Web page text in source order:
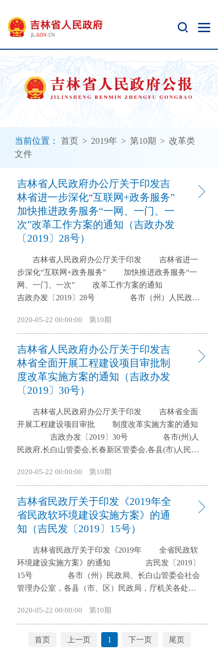
当前位置： 首页 > 2019年 > 第10期 > 改革类
文件
吉林省人民政府办公厅关于印发吉
林省进一步深化“互联网+政务服务”
加快推进政务服务“一网、一门、一
次”改革工作方案的通知（吉政办发
〔2019〕28号）
吉林省人民政府办公厅关于印发 吉林省进一
步深化“互联网+政务服务” 加快推进政务服务“一
网、一门、一次” 改革工作方案的通知
吉政办发〔2019〕28号 各市（州）人民政
民政府，省政府各厅委办、各直属机构： 《吉林
省进一步深化“互联网+政务服务”加快推进政务服务
“一网、一门、一次”改革工作方案》已经省政府同
意，现印发给你们，请认真贯彻执行。 吉林
省人民政府办公厅 2019年4月30日 吉林
省进一步深化“互联网+政务服务” 加快推进政务
入贯彻落实《国务院办公厅关于印发进一步深化“互联
网+政务服务”推进政务服务“一网、一门、一次”改革
实施方案的通知》（国办发〔2018〕45号）要求，结
合我省实际，制定本方案。 一、工作目标 务
设全省“云网一体”的信息化基础设施体系和全省一体
化网上政务服务体系，加快综合性实体政务大厅建
设，打造掌上能办、网上通办、政务大厅全程可办、
线上线下融合的便民利企政务服务新模式。到2019年
底，重点领域和高频事项基本实现“一网、一门、一
率不低于90%，市、县级政务服务事项网上可办率不
低于70%；在“只进一扇门”方面，除对场地有特殊要
求的事项外，政务服务事项进驻综合性实体政务大厅
基本实现“应进必进”，70%以上政务服务事项实现“一
办事提供的材料减少60%以上，省、市、县各级100个
高频事项实现“只跑一次”。 二、主要任务
（一）加快建设统筹集约“云网一体”的信息化基础设
2020-05-22 00:00:00 第10期
吉林省人民政府办公厅关于印发吉
林省全面开展工程建设项目审批制
度改革实施方案的通知（吉政办发
〔2019〕30号）
吉林省人民政府办公厅关于印发 吉林省全面
开展工程建设项目审批 制度改革实施方案的通知
民政府,长白山管委会,长春新区管委会,各县(市)人民政
开展工程建设项目审批制度改革实施方案》已经省政
府同意，现印发给你们，请认真贯彻执行。
吉林省人民政府办公厅 2019年5月14日
吉林省全面开展工程建设项目 审批制度改革实施
方案 为贯彻落实《国务院办公厅关于全面开
〔2019〕11号),全面开展工程建设项目审批制度改革，
结合我省实际，制定本方案。 一、主要目标
2019年6月底，政府投资项目全流程审批时间压缩至
100个工作日以内，一般社会投资项目全流程审批时间
程建设项目审批制度框架和审批管理系统。2019年12
月底，完善工程建设项目审批管理系统，与相关系统
平台互联互通。2020年9月底，建立全省统一完善的工
2020-05-22 00:00:00 第10期
吉林省民政厅关于印发《2019年全
省民政软环境建设实施方案》的通
知（吉民发〔2019〕15号）
吉林省民政厅关于印发《2019年 全省民政软
环境建设实施方案》的通知 吉民发〔2019〕
15号 各市（州）民政局、长白山管委会社会
管理办公室，各县（市、区）民政局，厅机关各处
软环境建设实施方案》印发给你们，请结合工作实
际，认真抓好落实。 吉林省民政厅
2019年3月11日 2019年全省民政软环境建设
2020-05-22 00:00:00 第10期
首页 上一页 1 下一页 尾页
开
无
障
碍
说
明